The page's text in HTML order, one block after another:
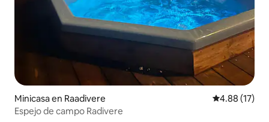
Minicasa en Raadivere Calificación
4.88 (17)
Espejo de campo Radivere